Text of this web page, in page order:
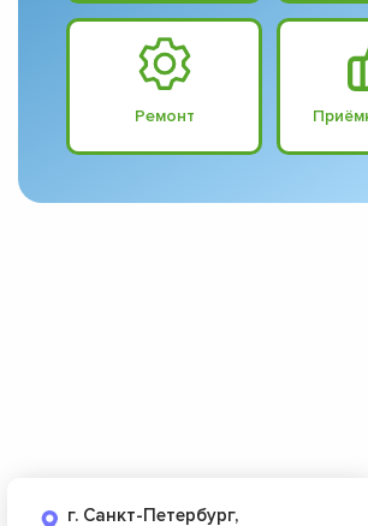
Ремонт
г. Санкт-Петербург,